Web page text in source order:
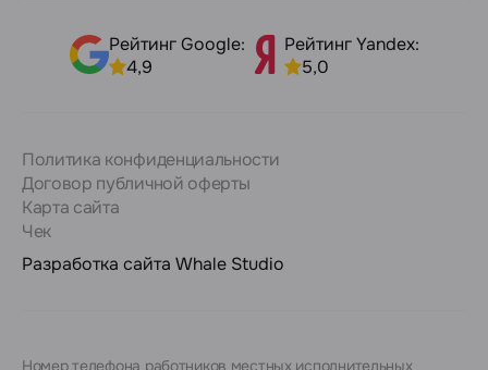
Рейтинг Google:
4,9
Рейтинг Yandex:
5,0
Политика конфиденциальности
Договор публичной оферты
Карта сайта
Чек
Разработка сайта Whale Studio
Номер телефона работников местных исполнительных